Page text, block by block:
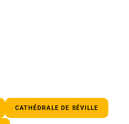
CATHÉDRALE DE SÉVILLE